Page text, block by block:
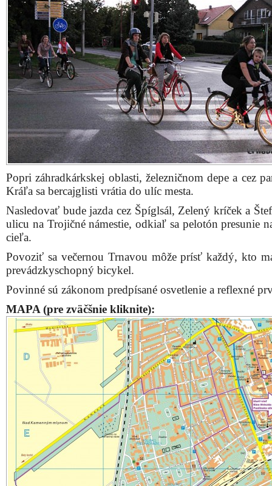
Popri záhradkárkskej oblasti, železničnom depe a cez
Kráľa sa bercajglisti vrátia do ulíc mesta.
Nasledovať bude jazda cez Špíglsál, Zelený kríček a
ulicu na Trojičné námestie, odkiaľ sa pelotón presunie
cieľa.
Povoziť sa večernou Trnavou môže prísť každý, kto
prevádzkyschopný bicykel.
Povinné sú zákonom predpísané osvetlenie a reflexné
MAPA (pre zväčšnie kliknite):